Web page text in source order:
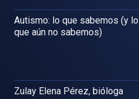
Autismo: lo que sabemos (y lo
que aún no sabemos)
Zulay Elena Pérez, bióloga